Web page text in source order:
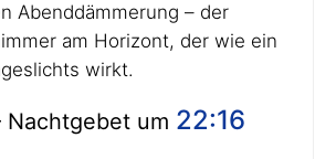
Abenddämmerung – der
am Horizont, der wie ein
wirkt.
Nachtgebet um 22:16